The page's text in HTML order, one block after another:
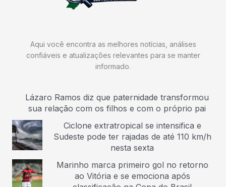
Aqui você encontra as melhores notícias, análises
confiáveis e atualizações relevantes para se manter
informado.
Lázaro Ramos diz que paternidade transformou
sua relação com os filhos e com o próprio pai
Ciclone extratropical se intensifica e
Sudeste pode ter rajadas de até 110 km/h
nesta sexta
Marinho marca primeiro gol no retorno
ao Vitória e se emociona após